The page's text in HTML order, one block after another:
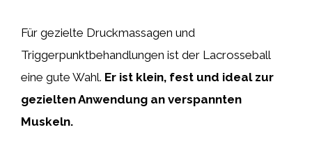
Für gezielte Druckmassagen und
Triggerpunktbehandlungen ist der Lacrosseball
eine gute Wahl. Er ist klein, fest und ideal zur
gezielten Anwendung an verspannten
Muskeln.